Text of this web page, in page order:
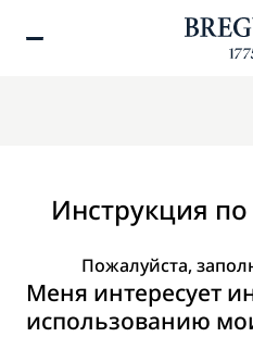
Инструкция
Пожалуйста,
Меня интересует
использованию